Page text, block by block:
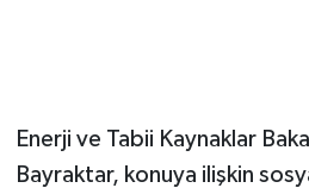
Enerji ve Tabii Kaynaklar
Bayraktar, konuya ilişkin